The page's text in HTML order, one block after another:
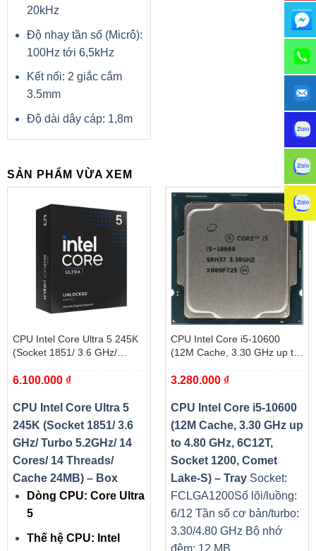
20kHz
Độ nhạy tần số (Micrô):
100Hz tới 6,5kHz
Kết nối: 2 giắc cắm
3.5mm
Độ dài dây cáp: 1,8m
SẢN PHẨM VỪA XEM
CPU Intel Core Ultra 5 245K
(Socket 1851/ 3.6 GHz/
Threads/ Cache 24MB) – Box
6.100.000 ₫
CPU Intel Core Ultra 5
245K (Socket 1851/ 3.6
GHz/ Turbo 5.2GHz/ 14
Cores/ 14 Threads/
Cache 24MB) – Box
Dòng CPU: Core Ultra
5
Thế hệ CPU: Intel
CPU Intel Core i5-10600
(12M Cache, 3.30 GHz up to
1200, Comet Lake-S) – Tray
3.280.000 ₫
CPU Intel Core i5-10600
(12M Cache, 3.30 GHz up
to 4.80 GHz, 6C12T,
Socket 1200, Comet
Lake-S) – Tray Socket:
FCLGA1200Số lõi/luồng:
6/12 Tần số cơ bản/turbo:
3.30/4.80 GHz Bộ nhớ